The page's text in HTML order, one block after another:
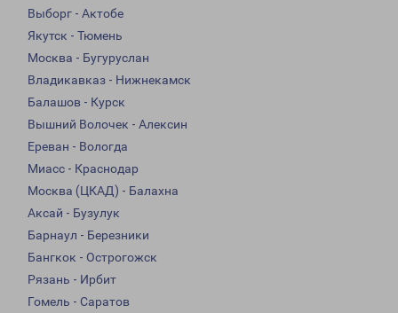
Выборг - Актобе
Якутск - Тюмень
Москва - Бугуруслан
Владикавказ - Нижнекамск
Балашов - Курск
Вышний Волочек - Алексин
Ереван - Вологда
Миасс - Краснодар
Москва (ЦКАД) - Балахна
Аксай - Бузулук
Барнаул - Березники
Бангкок - Острогожск
Рязань - Ирбит
Гомель - Саратов